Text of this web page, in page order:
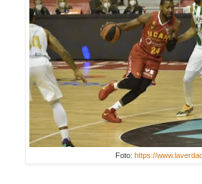
Foto:https://